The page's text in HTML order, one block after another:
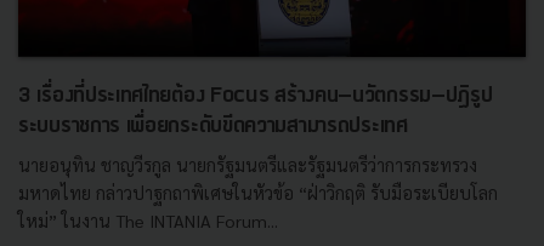
3 เรื่องที่ประเทศไทยต้อง Focus สร้างคน–นวัตกรรม–ปฏิรูป
ระบบราชการ เพื่อยกระดับขีดความสามารถประเทศ
นายอนุทิน ชาญวีรกูล นายกรัฐมนตรีและรัฐมนตรีว่าการกระทรวง
มหาดไทย กล่าวปาฐกถาพิเศษในหัวข้อ “ฝ่าวิกฤติ รับมือระเบียบโลก
ใหม่” ในงาน The INTANIA Forum...